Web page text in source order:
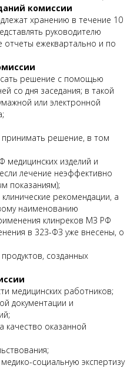
комиссии
хранению в течение 10
руководителю
ежеквартально и по
решение с помощью
со дня заседания; в такой
или электронной
решение, в том
медицинских изделий и
лечение неэффективно
показаниям);
рекомендации, а
наименованию
клинреков МЗ РФ
в 323-ФЗ уже внесены, о
созданных
медицинских работников;
документации и
оказанной
социальную экспертизу
просто
вам в